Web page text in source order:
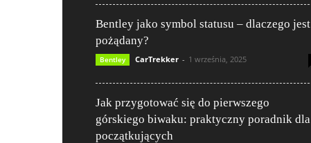
Bentley jako symbol statusu – dlaczego jest
pożądany?
Bentley CarTrekker - 1 września, 2025
Jak przygotować się do pierwszego
górskiego biwaku: praktyczny poradnik dla
początkujących